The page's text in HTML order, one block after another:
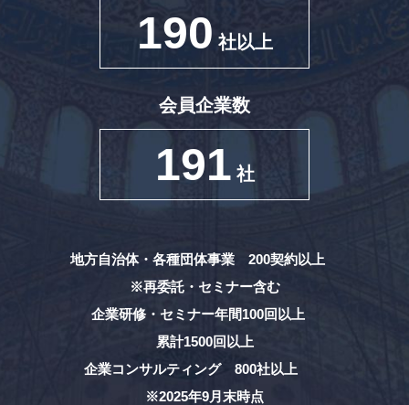
190 社以上
会員企業数
191 社
地方自治体・各種団体事業 200契約以上
※再委託・セミナー含む
企業研修・セミナー年間100回以上
累計1500回以上
企業コンサルティング 800社以上
※2025年9月末時点